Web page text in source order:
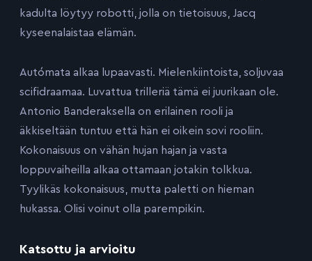
kadulta löytyy robotti, jolla on tietoisuus, Jacq
kyseenalaistaa elämän.
Autómata alkaa lupaavasti. Mielenkiintoista, soljuvaa
scifidraamaa. Luvattua trilleriä tämä ei juurikaan ole.
Antonio Banderaksella on erilainen rooli ja
äkkiseltään tuntuu että hän ei oikein sovi rooliin.
Kokonaisuus on vähän hujan hajan ja vasta
loppuvaiheilla alkaa ottamaan jotakin tolkkua.
Tyylikäs kokonaisuus, mutta paletti on hieman
hukassa. Olisi voinut olla parempikin.
Katsottu ja arvioitu